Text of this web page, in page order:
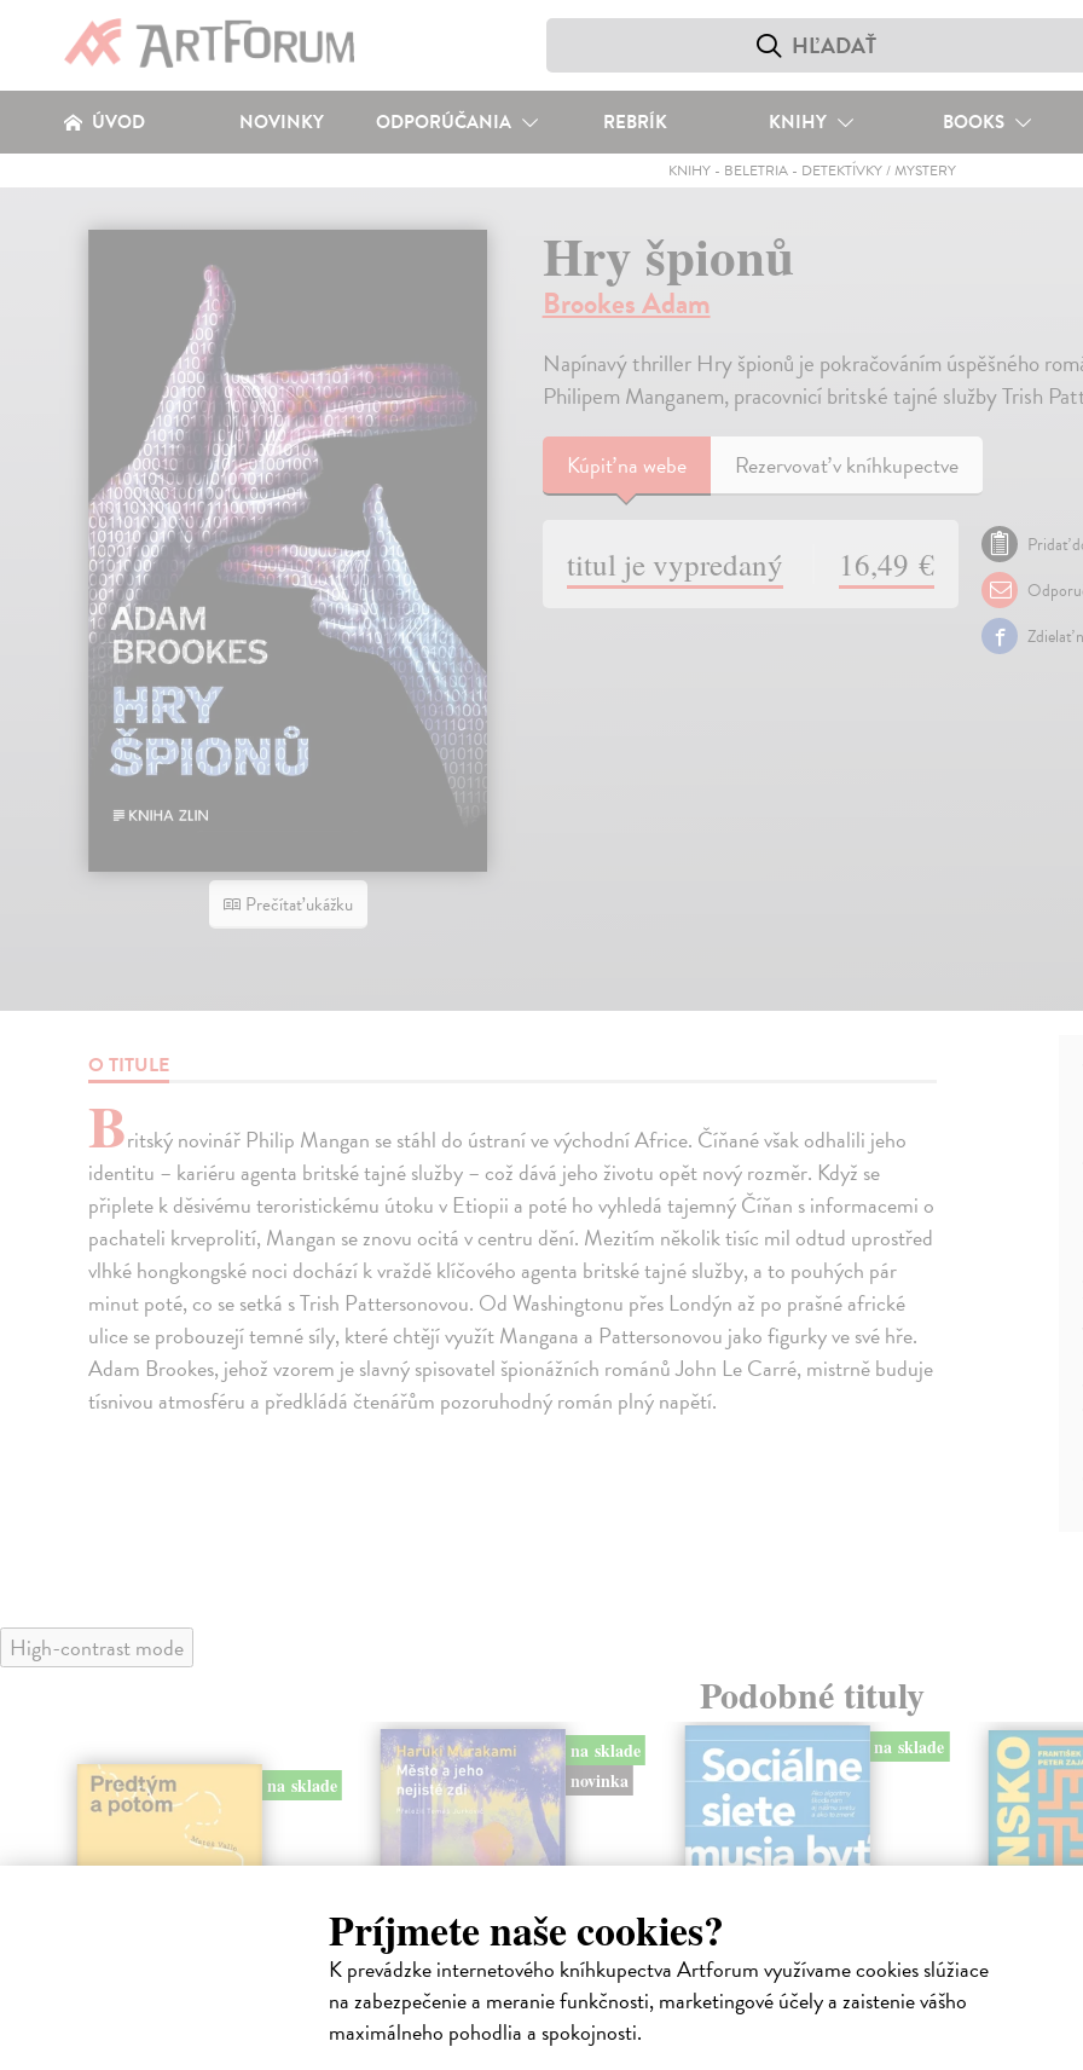
Príjmete naše cookies?
K prevádzke internetového kníhkupectva Artforum využívame cookies slúžiace
na zabezpečenie a meranie funkčnosti, marketingové účely a zaistenie vášho
maximálneho pohodlia a spokojnosti.
ÚVOD NOVINKY ODPORÚČANIA REBRÍK KNIHY BOOKS
KNIHY- BELETRIA- DETEKTÍVKY / MYSTERY
Prečítať ukážku
Hry špionů
Brookes Adam
Napínavý thriller Hry špionů je pokračováním úspěšného
Philipem Manganem, pracovnicí britské tajné služby Trish
Kúpiťna webe Rezervovať v kníhkupectve
titul je vypredaný 16,49 €
Pridať
Zdielať
O TITULE
Britský novinář Philip Mangan se stáhl do ústraní ve východní Africe. Číňané však odhalili jeho
identitu – kariéru agenta britské tajné služby – což dává jeho životu opět nový rozměr. Když se
připlete k děsivému teroristickému útoku v Etiopii a poté ho vyhledá tajemný Číňan s informacemi o
pachateli krveprolití, Mangan se znovu ocitá v centru dění. Mezitím několik tisíc mil odtud uprostřed
vlhké hongkongské noci dochází k vraždě klíčového agenta britské tajné služby, a to pouhých pár
minut poté, co se setká s Trish Pattersonovou. Od Washingtonu přes Londýn až po prašné africké
ulice se probouzejí temné síly, které chtějí využít Mangana a Pattersonovou jako figurky ve své hře.
Adam Brookes, jehož vzorem je slavný spisovatel špionážních románů John Le Carré, mistrně buduje
tísnivou atmosféru a předkládá čtenářům pozoruhodný román plný napětí.
High-contrast mode
Podobné tituly
na sklade
na sklade
novinka
Město a jeho nejisté
na sklade